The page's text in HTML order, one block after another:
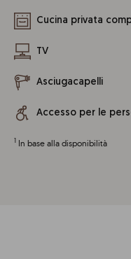
Cucina privata
TV
Asciugacapelli
Accesso per le
1 In base alla disponibilità